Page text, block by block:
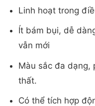
Linh hoạt trong
Ít bám bụi, dễ
vẫn mới
Màu sắc đa dạng,
thất.
Có thể tích hợp